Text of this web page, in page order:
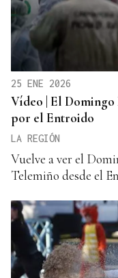
25 ENE 2026
Vídeo | El
por el Entroido
LA REGIÓN
Vuelve a ver el
Telemiño desde el